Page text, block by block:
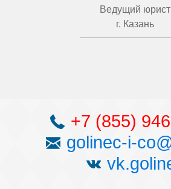
Ведущий юрист
г. Казань
+7 (855)
golinec-i-